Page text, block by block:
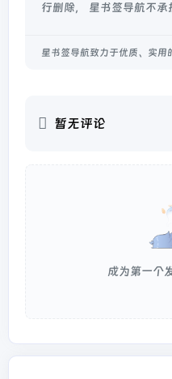
行删除， 星书签导航不承
星书签导航致力于优质、实用
暂无评论
成为第一个